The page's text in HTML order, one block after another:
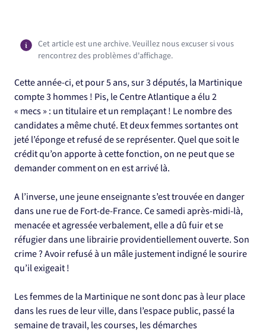
Cet article est une archive. Veuillez nous excuser si vous
rencontrez des problèmes d'affichage.
Cette année-ci, et pour 5 ans, sur 3 députés, la Martinique
compte 3 hommes ! Pis, le Centre Atlantique a élu 2
« mecs » : un titulaire et un remplaçant ! Le nombre des
candidates a même chuté. Et deux femmes sortantes ont
jeté l’éponge et refusé de se représenter. Quel que soit le
crédit qu’on apporte à cette fonction, on ne peut que se
demander comment on en est arrivé là.
A l’inverse, une jeune enseignante s’est trouvée en danger
dans une rue de Fort-de-France. Ce samedi après-midi-là,
menacée et agressée verbalement, elle a dû fuir et se
réfugier dans une librairie providentiellement ouverte. Son
crime ? Avoir refusé à un mâle justement indigné le sourire
qu’il exigeait !
Les femmes de la Martinique ne sont donc pas à leur place
dans les rues de leur ville, dans l’espace public, passé la
semaine de travail, les courses, les démarches